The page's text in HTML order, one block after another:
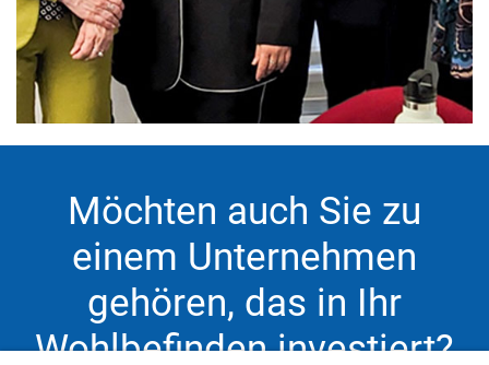
Möchten auch Sie zu
einem Unternehmen
gehören, das in Ihr
Wohlbefinden investiert?